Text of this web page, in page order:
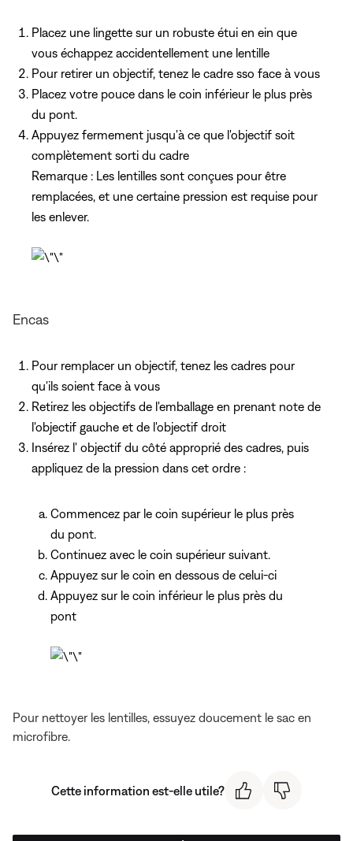
Placez une lingette sur un robuste étui en ein que
vous échappez accidentellement une lentille
Pour retirer un objectif, tenez le cadre sso face à vous
Placez votre pouce dans le coin inférieur le plus près
du pont.
Appuyez fermement jusqu'à ce que l'objectif soit
complètement sorti du cadre
Remarque : Les lentilles sont conçues pour être
remplacées, et une certaine pression est requise pour
les enlever.
Encas
Pour remplacer un objectif, tenez les cadres pour
qu'ils soient face à vous
Retirez les objectifs de l'emballage en prenant note de
l'objectif gauche et de l'objectif droit
Insérez l' objectif du côté approprié des cadres, puis
appliquez de la pression dans cet ordre :
Commencez par le coin supérieur le plus près
du pont.
Continuez avec le coin supérieur suivant.
Appuyez sur le coin en dessous de celui-ci
Appuyez sur le coin inférieur le plus près du
pont
Pour nettoyer les lentilles, essuyez doucement le sac en
microfibre.
Cette information est-elle utile?